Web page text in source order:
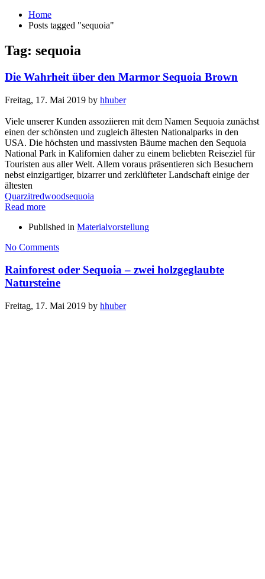
Home
Posts tagged "sequoia"
Tag: sequoia
Die Wahrheit über den Marmor Sequoia Brown
Freitag, 17. Mai 2019 by hhuber
Viele unserer Kunden assoziieren mit dem Namen Sequoia zunächst
einen der schönsten und zugleich ältesten Nationalparks in den
USA. Die höchsten und massivsten Bäume machen den Sequoia
National Park in Kalifornien daher zu einem beliebten Reiseziel für
Touristen aus aller Welt. Allem voraus präsentieren sich Besuchern
nebst einzigartiger, bizarrer und zerklüfteter Landschaft einige der
ältesten
Quarzitredwoodsequoia
Read more
Published in Materialvorstellung
No Comments
Rainforest oder Sequoia – zwei holzgeglaubte
Natursteine
Freitag, 17. Mai 2019 by hhuber